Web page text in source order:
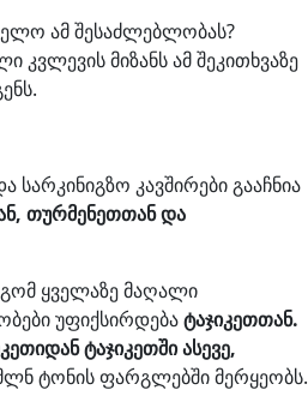
ამ შესაძლებლობას?
კვლევის მიზანს ამ შეკითხვაზე
სარკინიგზო კავშირები გააჩნია
თურმენეთთან და
ყველაზე მაღალი
უფიქსირდებატაჯიკეთთან.
ტაჯიკეთში ასევე,
ტონის ფარგლებში მერყეობს.